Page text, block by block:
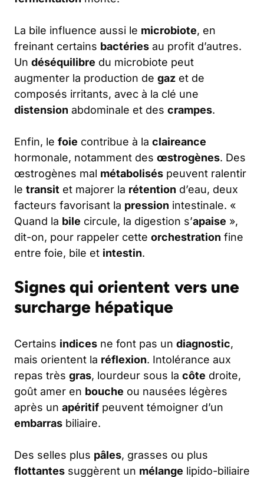
La bile influence aussi le microbiote, en
freinant certains bactéries au profit d’autres.
Un déséquilibre du microbiote peut
augmenter la production de gaz et de
composés irritants, avec à la clé une
distension abdominale et des crampes.
Enfin, le foie contribue à la claireance
hormonale, notamment des œstrogènes. Des
œstrogènes mal métabolisés peuvent ralentir
le transit et majorer la rétention d’eau, deux
facteurs favorisant la pression intestinale. «
Quand la bile circule, la digestion s’apaise »,
dit-on, pour rappeler cette orchestration fine
entre foie, bile et intestin.
Signes qui orientent vers une
surcharge hépatique
Certains indices ne font pas un diagnostic,
mais orientent la réflexion. Intolérance aux
repas très gras, lourdeur sous la côte droite,
goût amer en bouche ou nausées légères
après un apéritif peuvent témoigner d’un
embarras biliaire.
Des selles plus pâles, grasses ou plus
flottantes suggèrent un mélange lipido-biliaire